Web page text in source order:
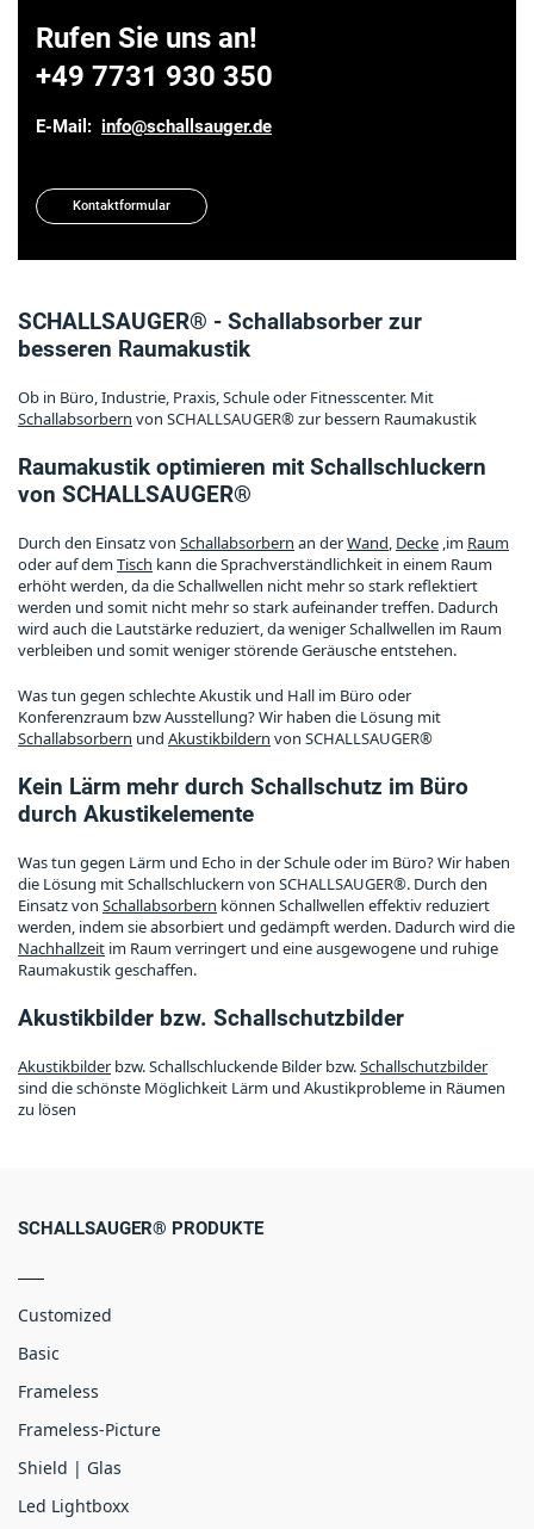
Rufen Sie uns an!
+49 7731 930 350
E-Mail: info@schallsauger.de
Kontaktformular
SCHALLSAUGER® - Schallabsorber zur
besseren Raumakustik
Ob in Büro, Industrie, Praxis, Schule oder Fitnesscenter. Mit
Schallabsorbern von SCHALLSAUGER® zur bessern Raumakustik
Raumakustik optimieren mit Schallschluckern
von SCHALLSAUGER®
Durch den Einsatz von Schallabsorbern an derWand, Decke ,im Raum
oder auf demTisch kann die Sprachverständlichkeit in einem Raum
erhöht werden, da die Schallwellen nicht mehr so stark reflektiert
werden und somit nicht mehr so stark aufeinander treffen. Dadurch
wird auch die Lautstärke reduziert, da weniger Schallwellen im Raum
verbleiben und somit weniger störende Geräusche entstehen.
Was tun gegen schlechte Akustik und Hall im Büro oder
Konferenzraum bzw Ausstellung? Wir haben die Lösung mit
Schallabsorbern und Akustikbildern von SCHALLSAUGER®
Kein Lärm mehr durch Schallschutz im Büro
durch Akustikelemente
Was tun gegen Lärm und Echo in der Schule oder im Büro? Wir haben
die Lösung mit Schallschluckern von SCHALLSAUGER®. Durch den
Einsatz von Schallabsorbern können Schallwellen effektiv reduziert
werden, indem sie absorbiert und gedämpft werden. Dadurch wird die
Nachhallzeit im Raum verringert und eine ausgewogene und ruhige
Raumakustik geschaffen.
Akustikbilder bzw. Schallschutzbilder
Akustikbilder bzw. Schallschluckende Bilder bzw.Schallschutzbilder
sind die schönste Möglichkeit Lärm und Akustikprobleme in Räumen
zu lösen
SCHALLSAUGER® PRODUKTE
Customized
Basic
Frameless
Frameless-Picture
Shield | Glas
Led Lightboxx